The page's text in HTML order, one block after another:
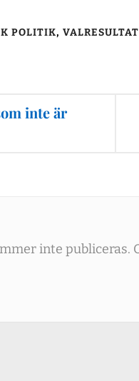
POLITIK, VALRESULTAT
inte är
inte publiceras.